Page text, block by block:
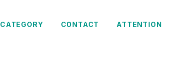
CATEGORY CONTACT ATTENTION